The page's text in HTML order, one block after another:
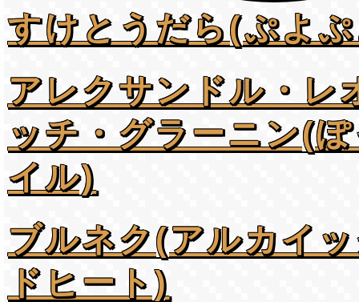
すけとうだら(ぷよ
アレクサンドル・レ
ッチ・グラーニン(
イル)
ブルネク(アルカイ
ドヒート)